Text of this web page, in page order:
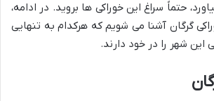
حتماً سراغ این خوراکی ها بروید. در ادامه،
گرگان آشنا می شویم که هرکدام به تنهایی
شهر را در خود دارند.